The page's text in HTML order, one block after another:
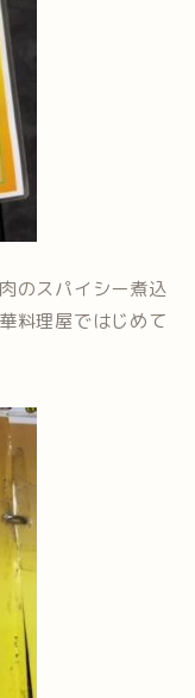
のスパイシー煮込
料理屋ではじめて